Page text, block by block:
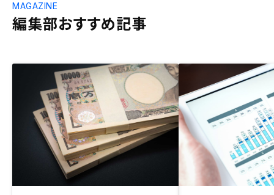
編集部おすすめ記事
MAGAZINE